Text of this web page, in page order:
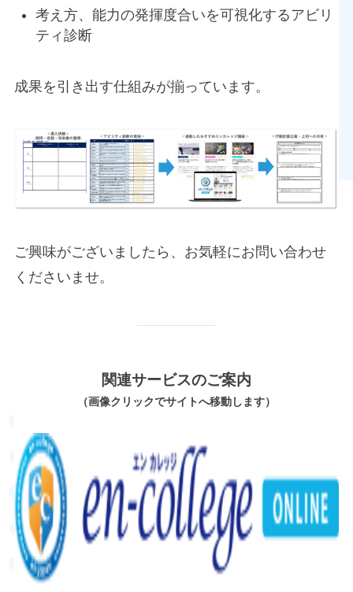
考え方、能力の発揮度合いを可視化するアビリ
ティ診断
成果を引き出す仕組みが揃っています。
ご興味がございましたら、お気軽にお問い合わせ
くださいませ。
関連サービスのご案内
（画像クリックでサイトへ移動します）